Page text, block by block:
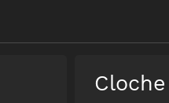
Cloche